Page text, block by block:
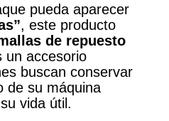
pueda aparecer
, este producto
de repuesto
un accesorio
buscan conservar
de su máquina
vida útil.